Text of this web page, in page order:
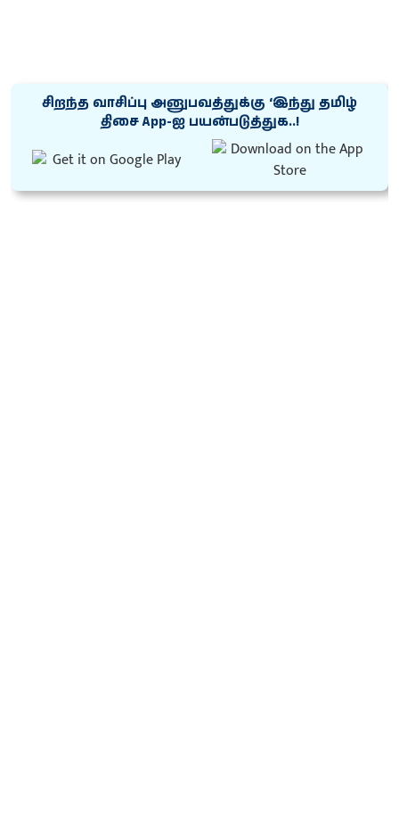
சிறந்த வாசிப்பு அனுபவத்துக்கு ‘இந்து தமிழ்
திசை App-ஐ பயன்படுத்துக..!